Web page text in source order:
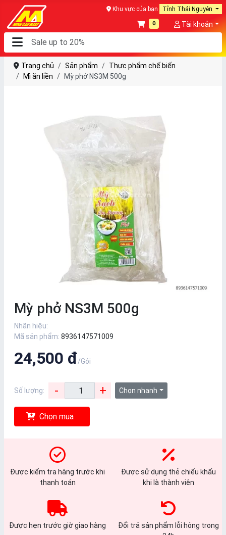
Khu vực của bạn Tỉnh Thái Nguyên
0 Tài khoản
Trang chủ Sản phẩm
Thực phẩm chế biến
Mì ăn liền
Mỳ phở NS3M 500g
Mỳ phở NS3M 500g
Nhãn hiệu:
Mã sản phẩm: 8936147571009
24,500 đ/Gói
Số lượng: - + Chọn nhanh
Chọn mua
Được kiểm tra hàng trước khi
thanh toán
Được sử dụng thẻ chiếu khấu
khi là thành viên
Được hẹn trước giờ giao hàng
Đổi trả sản phẩm lỗi hỏng trong